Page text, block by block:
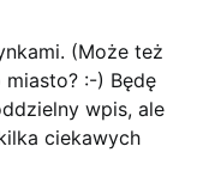
(Może też
:-) Będę
wpis, ale
ciekawych